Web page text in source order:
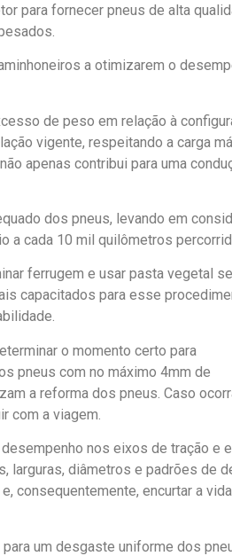
para fornecer pneus de alta
a otimizarem o
de peso em relação à
vigente, respeitando a carga
apenas contribui para uma
dos pneus, levando em
a cada 10 mil quilômetros
ferrugem e usar pasta vegetal
capacitados para esse
o momento certo para
pneus com no máximo 4mm de
a reforma dos pneus. Caso
com a viagem.
nos eixos de tração e
larguras, diâmetros e padrões de
consequentemente, encurtar a
um desgaste uniforme dos